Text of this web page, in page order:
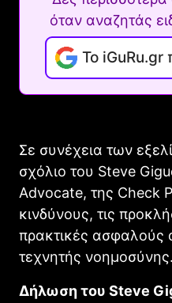
όταν αναζητάς
Το iGuRu.gr
Σε συνέχεια των
σχόλιο του Steve
Advocate, της Check
κινδύνους, τις
πρακτικές ασφαλούς
τεχνητής νοημοσύνης.
Δήλωση του Steve